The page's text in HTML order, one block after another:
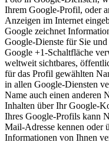
Ihrem Google-Profil, oder
Anzeigen im Internet
Google zeichnet
Google-Dienste für Sie
Google +1-Schaltfläche
weltweit sichtbares,
für das Profil gewählten
in allen Google-Diensten
Name auch einen anderen
Inhalten über Ihr Google-
Ihres Google-Profils kann
Mail-Adresse kennen oder
Informationen von Ihnen